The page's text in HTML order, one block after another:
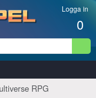
Logga in
0
RPG